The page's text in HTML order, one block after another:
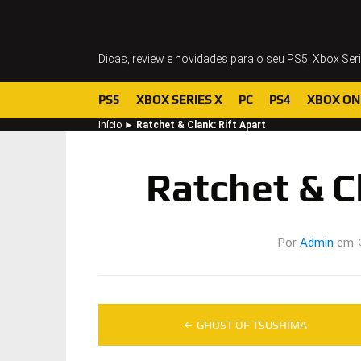
Dicas, review e novidades para o seu PS5, Xbox
PS5 XBOX SERIES X PC PS4 XBOX
Início ► Ratchet & Clank: Rift Apart
Ratchet &
Por Admin em
Navegação
de
GHOST OF TSUSHIMA